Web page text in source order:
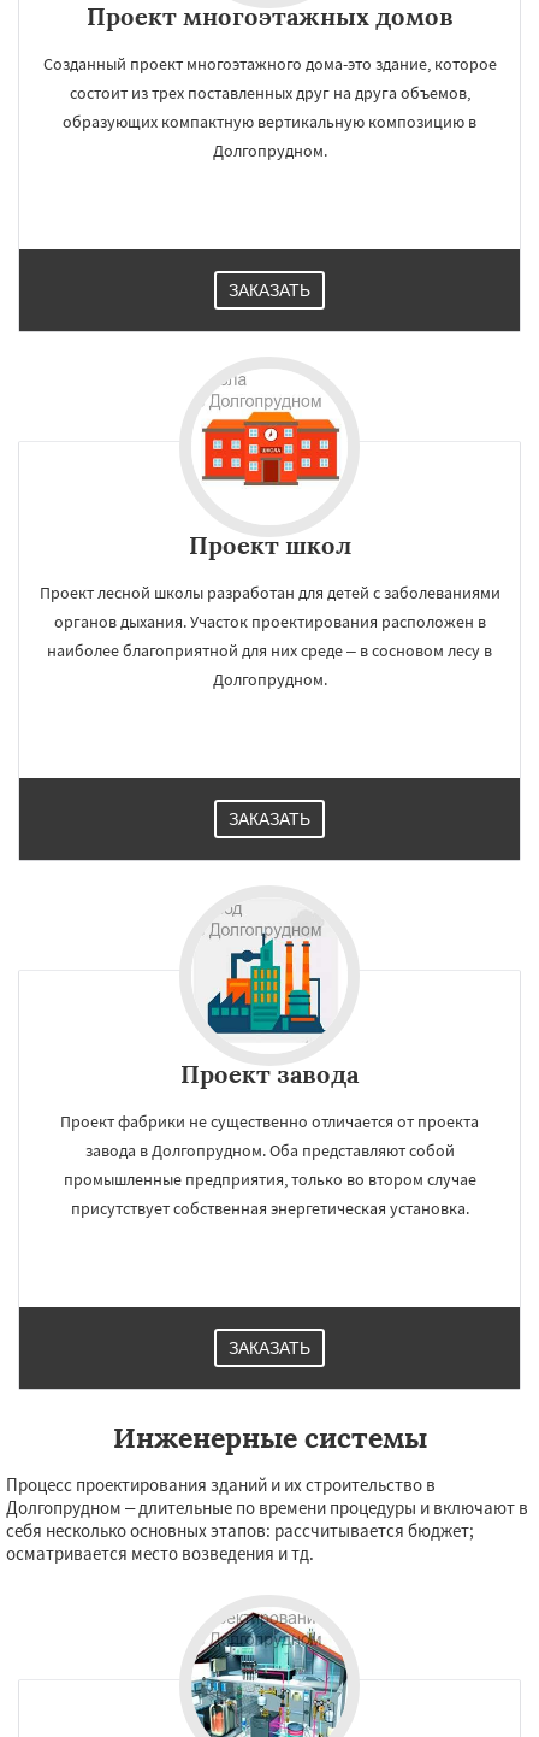
регионам
Дубна Егорьевск
Звенигород
Кашира Клин
Котельники
Красногорск
Лосино-Петровский Луховицы
Наро-Фоминск Ногинск Одинцово
Озеры Орехово-Зуево
Павловский Посад Пересвет Подольск
Проект многоэтажных домов
Созданный проект многоэтажного дома-это здание, которое
состоит из трех поставленных друг на друга объемов,
образующих компактную вертикальную композицию в
Долгопрудном.
ЗАКАЗАТЬ
Проект школ
Проект лесной школы разработан для детей с заболеваниями
органов дыхания. Участок проектирования расположен в
наиболее благоприятной для них среде – в сосновом лесу в
Долгопрудном.
ЗАКАЗАТЬ
Проект завода
Проект фабрики не существенно отличается от проекта
завода в Долгопрудном. Оба представляют собой
промышленные предприятия, только во втором случае
присутствует собственная энергетическая установка.
ЗАКАЗАТЬ
Инженерные системы
Процесс проектирования зданий и их строительство в
Долгопрудном – длительные по времени процедуры и включают в
себя несколько основных этапов: рассчитывается бюджет;
осматривается место возведения и тд.
УЗНАТЬ ПОДРОБНЕЕ